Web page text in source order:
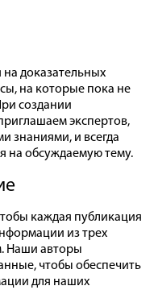
доказательных
на которые пока не
создании
экспертов,
знаниями, и всегда
на обсуждаемую тему.
каждая публикация
из трех
Наши авторы
чтобы обеспечить
для наших